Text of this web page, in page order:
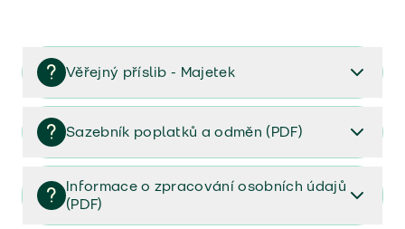
Věřejný příslib - Majetek
Věřejný příslib majetek 2023
Sazebník poplatků a odměn (PDF)
Sazebník poplatků a odměn (PDF)
Informace o zpracování osobních údajů
(PDF)